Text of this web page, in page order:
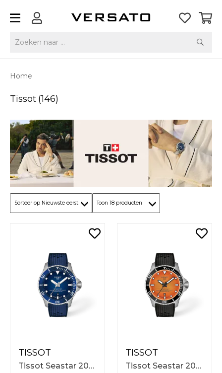
Home
Tissot (146)
TISSOT
Tissot Seastar 2000 44mm, Blauwe Rubber Band, Blauwe Wijzerplaat, 60 ATM, Automatisch T1209071704100
TISSOT
Tissot Seastar 2000 44mm, Zwarte Rubber Band, Oranje Wijzerplaat, 60 ATM, Automatisch T1209071728100